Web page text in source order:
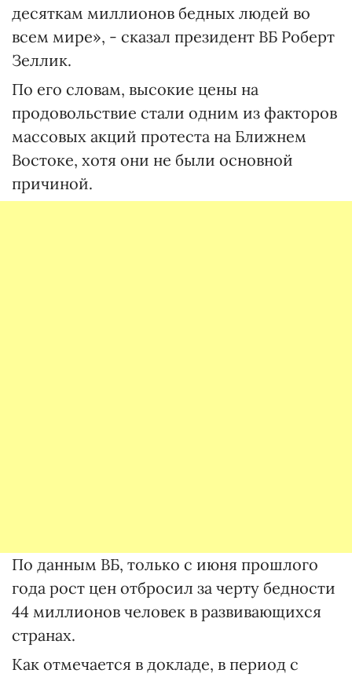
десяткам миллионов бедных людей во
всем мире», - сказал президент ВБ Роберт
Зеллик.
По его словам, высокие цены на
продовольствие стали одним из факторов
массовых акций протеста на Ближнем
Востоке, хотя они не были основной
причиной.
По данным ВБ, только с июня прошлого
года рост цен отбросил за черту бедности
44 миллионов человек в развивающихся
странах.
Как отмечается в докладе, в период с